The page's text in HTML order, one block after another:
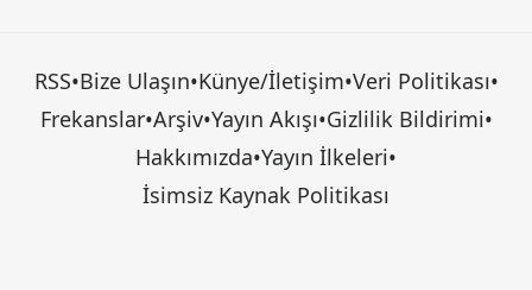
RSS•Bize Ulaşın•Künye/İletişim•Veri Politikası•
Frekanslar•Arşiv•Yayın Akışı•Gizlilik Bildirimi•
Hakkımızda•Yayın İlkeleri•
İsimsiz Kaynak Politikası